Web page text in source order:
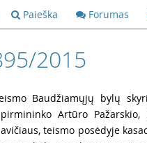
Paieška Forumas
2015
Baudžiamųjų bylų
Artūro Pažarskio,
teismo posėdyje